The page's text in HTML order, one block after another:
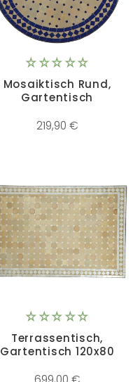
Mosaiktisch Rund,
Gartentisch
219,90 €
Terrassentisch,
Gartentisch 120x80